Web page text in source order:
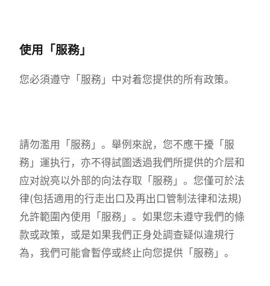
使用「服務」
您必須遵守「服務」中对着您提供的所有政策。
請勿濫用「服務」。舉例來說，您不應干擾「服
務」運执行，亦不得試圖透過我們所提供的介层和
应对說亮以外部的向法存取「服務」。您僅可於法
律(包括適用的行走出口及再出口管制法律和法規)
允許範圍內使用「服務」。如果您未遵守我們的條
款或政策，或是如果我們正身处調查疑似違規行
為，我們可能會暫停或終止向您提供「服務」。